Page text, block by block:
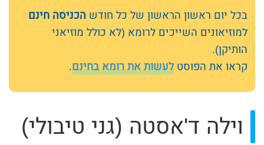
בכל יום ראשון הראשון של כל חודש הכניסה חינם
למוזיאונים השייכים לרומא (לא כולל מוזיאני
הותיקן).
קראו את הפוסטלעשות את רומא בחינם.
וילה ד'אסטה (גני טיבולי)